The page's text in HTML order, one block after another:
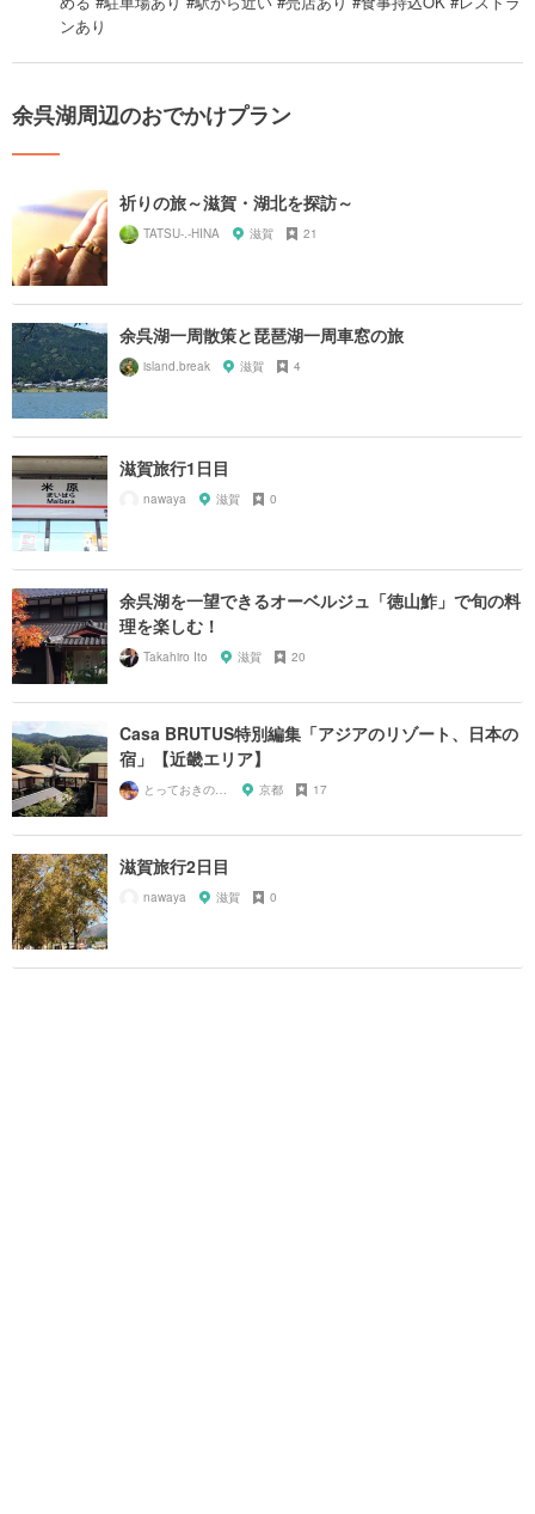
ンあり
余呉湖周辺のおでかけプラン
祈りの旅～滋賀・湖北を探訪～
TATSU-.-HINA 滋賀 21
余呉湖一周散策と琵琶湖一周車窓の旅
island.break 滋賀 4
滋賀旅行1日目
nawaya 滋賀 0
余呉湖を一望できるオーベルジュ「徳山鮓」で旬の料
理を楽しむ！
Takahiro Ito 滋賀 20
Casa BRUTUS特別編集「アジアのリゾート、日本の
宿」【近畿エリア】
京都 17
滋賀旅行2日目
nawaya 滋賀 0